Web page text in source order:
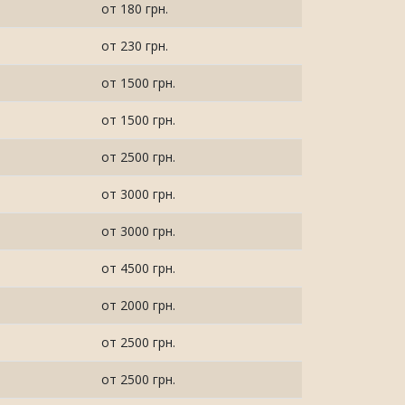
от 180 грн.
от 230 грн.
от 1500 грн.
от 1500 грн.
от 2500 грн.
от 3000 грн.
от 3000 грн.
от 4500 грн.
от 2000 грн.
от 2500 грн.
от 2500 грн.